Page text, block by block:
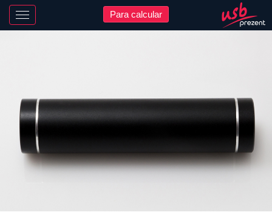
Nawigacja Para calcular